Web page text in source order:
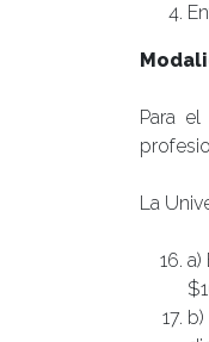
Para
La
a)